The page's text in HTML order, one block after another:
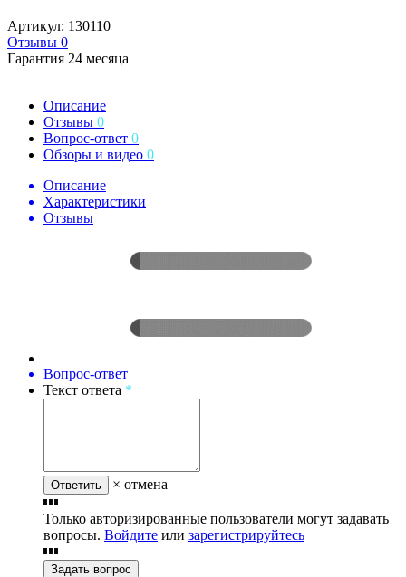
Артикул: 130110
Отзывы 0
Гарантия 24 месяца
Описание
Отзывы 0
Вопрос-ответ 0
Обзоры и видео 0
Описание
Характеристики
Отзывы
Вопрос-ответ
Текст ответа *
Ответить × отмена
Только авторизированные пользователи могут задавать
вопросы. Войдите или зарегистрируйтесь
Задать вопрос